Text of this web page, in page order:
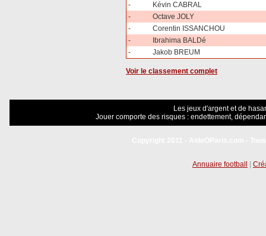
-
Kévin CABRAL
-
Octave JOLY
-
Corentin ISSANCHOU
-
Ibrahima BALDé
-
Jakob BREUM
Voir le classement complet
Les jeux d'argent et de
Jouer comporte des risques : endettement,
Annuaire football